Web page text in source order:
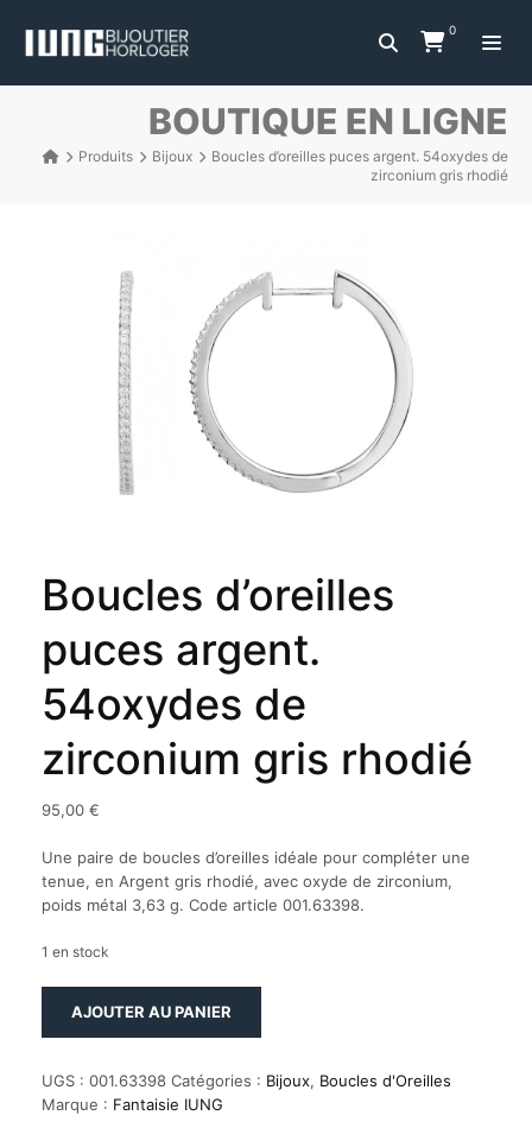
0
BOUTIQUE EN LIGNE
Produits Bijoux
Boucles d’oreilles puces argent. 54oxydes de
zirconium gris rhodié
Boucles d’oreilles
puces argent.
54oxydes de
zirconium gris rhodié
95,00 €
Une paire de boucles d’oreilles idéale pour compléter une
tenue, en Argent gris rhodié, avec oxyde de zirconium,
poids métal 3,63 g. Code article 001.63398.
1 en stock
puces
argent.
AJOUTER AU PANIER
UGS : 001.63398 Catégories : Bijoux, Boucles d'Oreilles
Marque : Fantaisie IUNG